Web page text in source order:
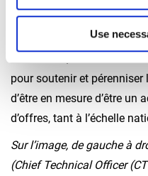
Use
délégué de Fassi France)
(administrateur délégué
pour soutenir et
d’être en mesure d’être
d’offres, tant à l’échelle
Sur l’image, de gauche à
(Chief Technical Officer